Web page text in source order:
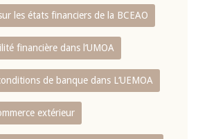
les états financiers de la BCEAO
financière dans l‘UMOA
de banque dans L‘UEMOA
extérieur